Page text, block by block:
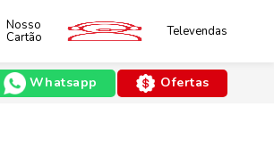
Nosso
Cartão Televendas
Whatsapp Ofertas